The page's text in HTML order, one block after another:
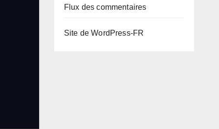
Flux des commentaires
Site de WordPress-FR